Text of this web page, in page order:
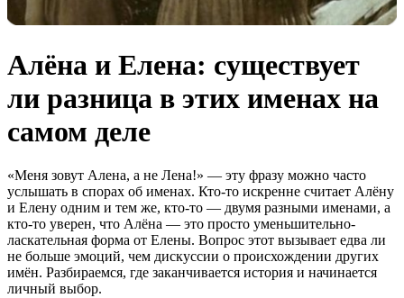
Алёна и Елена: существует
ли разница в этих именах на
самом деле
«Меня зовут Алена, а не Лена!» — эту фразу можно часто
услышать в спорах об именах. Кто-то искренне считает Алёну
и Елену одним и тем же, кто-то — двумя разными именами, а
кто-то уверен, что Алёна — это просто уменьшительно-
ласкательная форма от Елены. Вопрос этот вызывает едва ли
не больше эмоций, чем дискуссии о происхождении других
имён. Разбираемся, где заканчивается история и начинается
личный выбор.